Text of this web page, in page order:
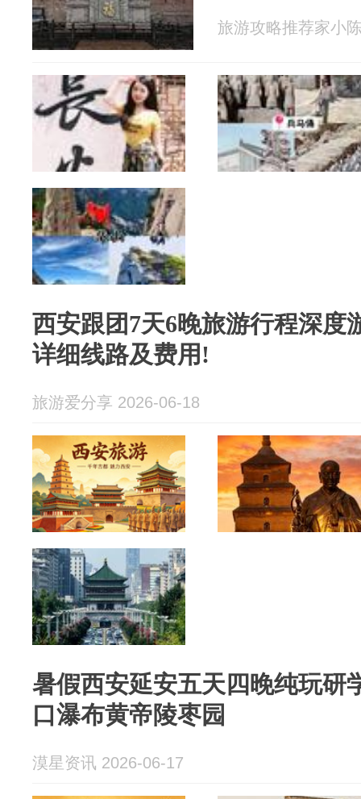
旅游攻略推荐家小
西安跟团7天6晚旅游行程深度
详细线路及费用!
旅游爱分享 2026-06-18
暑假西安延安五天四晚纯玩研
口瀑布黄帝陵枣园
漠星资讯 2026-06-17